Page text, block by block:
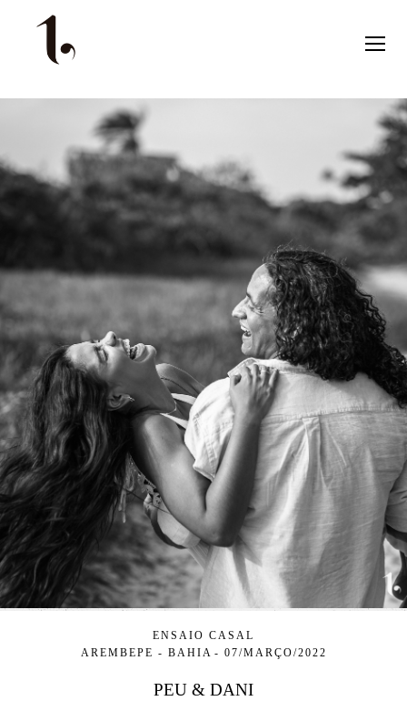
ENSAIO CASAL
AREMBEPE - BAHIA
07/MARÇO/2022
PEU & DANI